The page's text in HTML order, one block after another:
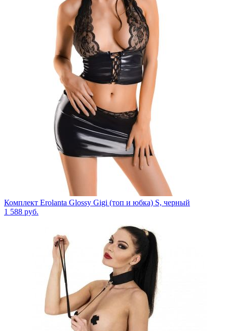
Комплект Erolanta Glossy Gigi (топ и юбка) S, черный
1 588 руб.